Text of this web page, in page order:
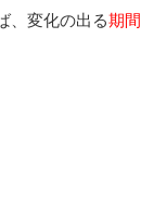
、変化の出る期間